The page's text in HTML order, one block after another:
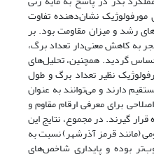
مورفولوژیک نشان‌دهنده تفاوت
رشد و میزان مقاومت بود. بر
به کاهش معنی‌دار تعداد برگ،
گردید. همچنین، تحلیل‌های
نظیر تعداد برگ و طول
دارند و می‌توانند به عنوان
برای معرفی ارقام مقاوم و
گیرند. در مجموع، نتایج این
(مانند قرمز آذرشهر) نسبت به
بوده و پایداری شاخص‌های